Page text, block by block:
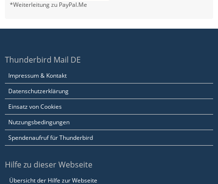
*Weiterleitung zu PayPal.Me
Thunderbird Mail DE
Impressum & Kontakt
Datenschutzerklärung
Einsatz von Cookies
Nutzungsbedingungen
Spendenaufruf für Thunderbird
Hilfe zu dieser Webseite
Übersicht der Hilfe zur Webseite